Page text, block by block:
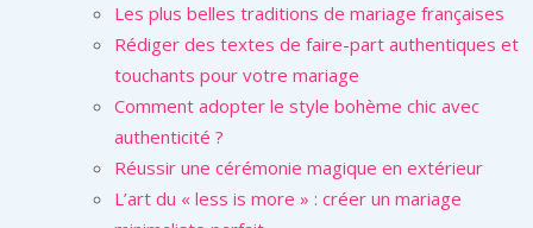
Les plus belles traditions de mariage françaises
Rédiger des textes de faire-part authentiques et
touchants pour votre mariage
Comment adopter le style bohème chic avec
authenticité ?
Réussir une cérémonie magique en extérieur
L’art du « less is more » : créer un mariage